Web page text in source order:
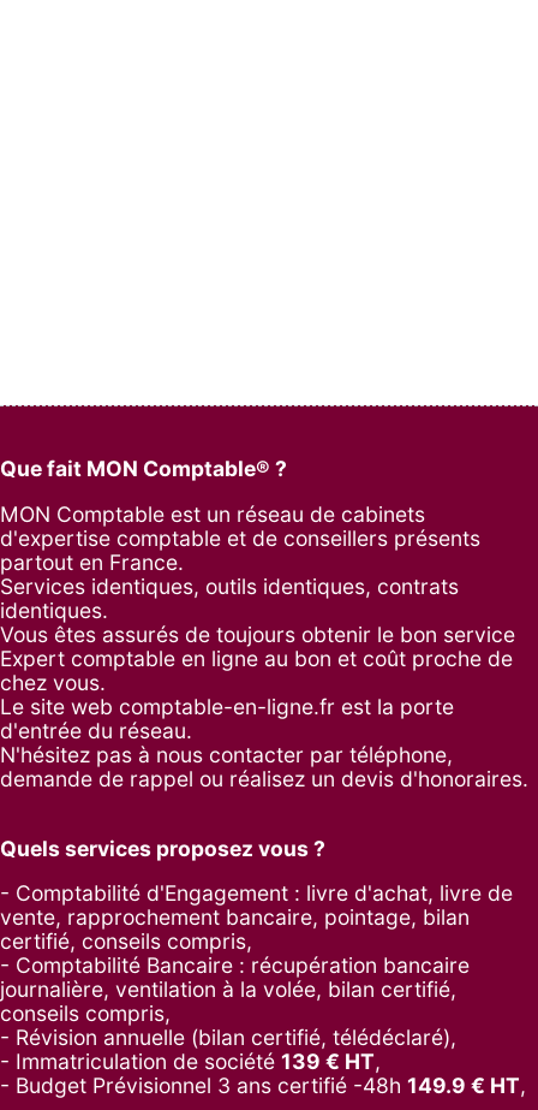
Que fait MON Comptable® ?
MON Comptable est un réseau de cabinets
d'expertise comptable et de conseillers présents
partout en France.
Services identiques, outils identiques, contrats
identiques.
Vous êtes assurés de toujours obtenir le bon service
Expert comptable en ligne au bon et coût proche de
chez vous.
Le site web comptable-en-ligne.fr est la porte
d'entrée du réseau.
N'hésitez pas à nous contacter par téléphone,
demande de rappel ou réalisez un devis d'honoraires.
Quels services proposez vous ?
- Comptabilité d'Engagement : livre d'achat, livre de
vente, rapprochement bancaire, pointage, bilan
certifié, conseils compris,
- Comptabilité Bancaire : récupération bancaire
journalière, ventilation à la volée, bilan certifié,
conseils compris,
- Révision annuelle (bilan certifié, télédéclaré),
- Immatriculation de société 139 € HT,
- Budget Prévisionnel 3 ans certifié -48h 149.9 € HT,